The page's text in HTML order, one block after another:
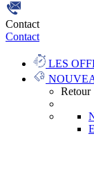
Contact
Contact
LES
Retour